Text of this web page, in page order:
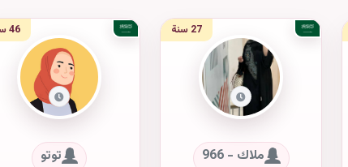
27 سنة
ملاك - 966
46 سنة
توتو